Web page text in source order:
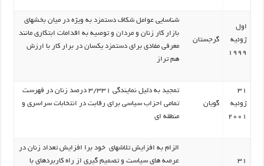
اول
ژوئیه
1999
گرجستان
شناسایی عوامل شکاف دستمزد به ویژه در میان بخشهای
بازار کار زنان و مردان و توصیه به اقدامات ابتکاری مانند
معرفی مفادی برای دستمزد یکسان در برار کار با ارزش
هم تراز
31
ژوئیه
2001
گویان
تمجید به دلیل نمایندگی 3/331 درصد زنان در فهرست
تمامی احزاب سیاسی برای رقابت در انتخابات سراسری و
منطقه ای
31
الزام به افزایش تلاشهای خود برا افزایش تعداد زنان در
عرصه های سیاست و تصمیم گیری از راه کاربردهای با